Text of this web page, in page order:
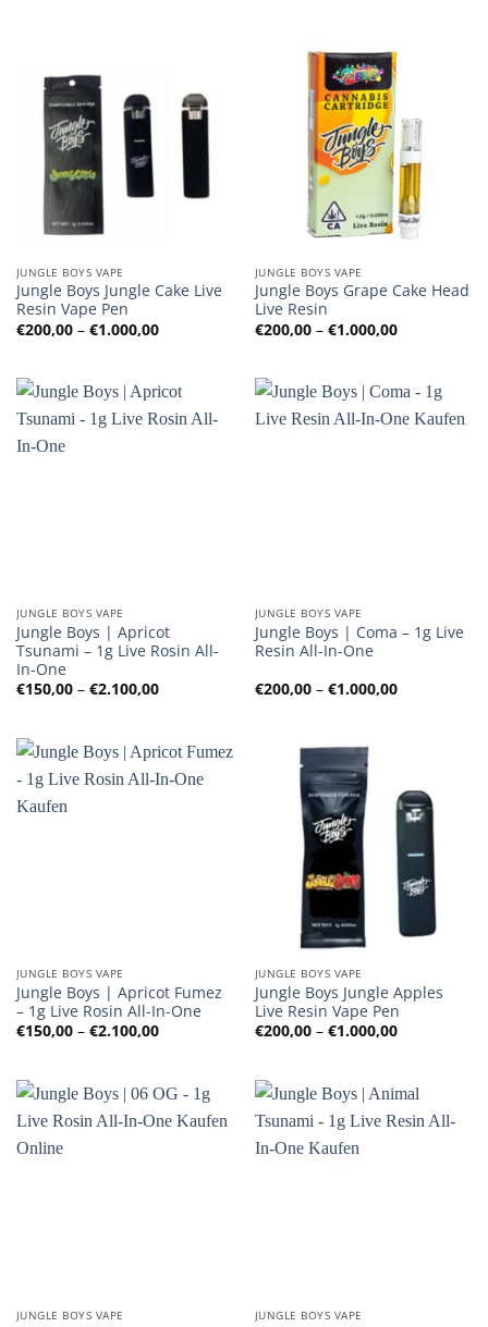
JUNGLE BOYS VAPE
Jungle Boys Jungle Cake Live
Resin Vape Pen
€200,00 – €1.000,00Preisspanne:
€200,00
JUNGLE BOYS VAPE
Jungle Boys Grape Cake Head
Live Resin
€200,00 – €1.000,00
€200,00
JUNGLE BOYS VAPE
Jungle Boys | Apricot
Tsunami – 1g Live Rosin All-
In-One
€150,00 – €2.100,00Preisspanne:
JUNGLE BOYS VAPE
Jungle Boys | Coma – 1g Live
Resin All-In-One
€200,00 – €1.000,00
JUNGLE BOYS VAPE
Jungle Boys | Apricot Fumez
– 1g Live Rosin All-In-One
€150,00 – €2.100,00Preisspanne:
€150,00
JUNGLE BOYS VAPE
Jungle Boys Jungle Apples
Live Resin Vape Pen
€200,00 – €1.000,00
€200,00
JUNGLE BOYS VAPE JUNGLE BOYS VAPE